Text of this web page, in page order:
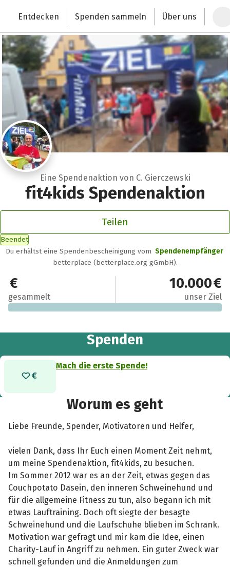
Deutschlands größte Spendenplattform
Entdecken Spenden sammeln Über uns
Eine Spendenaktion von C. Gierczewski
fit4kids Spendenaktion
Teilen
Beendet
Du erhältst eine Spendenbescheinigung vom Spendenempfänger
betterplace (betterplace.org gGmbH).
0 €
gesammelt
10.000 €
unser Ziel
Spenden
Mach die erste Spende!
Worum es geht
Liebe Freunde, Spender, Motivatoren und Helfer,
vielen Dank, dass Ihr Euch einen Moment Zeit nehmt,
um meine Spendenaktion, fit4kids, zu besuchen.
Im Sommer 2012 war es an der Zeit, etwas gegen das
Couchpotato Dasein, den inneren Schweinehund und
für die allgemeine Fitness zu tun, also begann ich mit
etwas Lauftraining. Doch oft siegte der besagte
Schweinehund und die Laufschuhe blieben im Schrank.
Motivation war gefragt und mir kam die Idee, einen
Charity-Lauf in Angriff zu nehmen. Ein guter Zweck war
schnell gefunden und die Anmeldungen zum